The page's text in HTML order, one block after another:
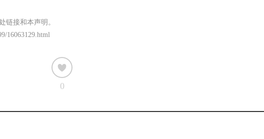
链接和本声明。
16063129.html
0